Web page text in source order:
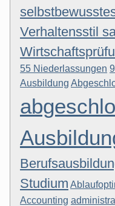
Verhaltensstil
55 Niederlassungen
Ausbildung
Studium
Accounting